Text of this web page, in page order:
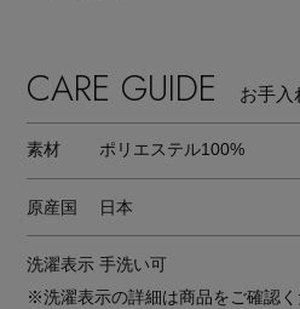
CARE GUIDE お手入
素材 ポリエステル100%
原産国 日本
洗濯表示 手洗い可
※洗濯表示の詳細は商品をご確認く